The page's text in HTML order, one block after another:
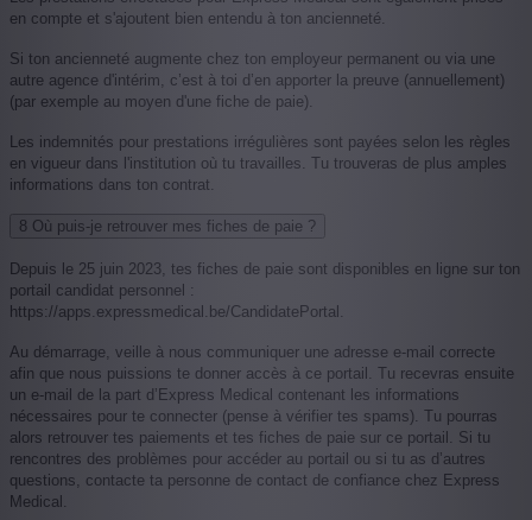
en compte et s'ajoutent bien entendu à ton ancienneté.
Si ton ancienneté augmente chez ton employeur permanent ou via une
autre agence d'intérim, c’est à toi d’en apporter la preuve (annuellement)
(par exemple au moyen d'une fiche de paie).
Les indemnités pour prestations irrégulières sont payées selon les règles
en vigueur dans l'institution où tu travailles. Tu trouveras de plus amples
informations dans ton contrat.
8 Où puis-je retrouver mes fiches de paie ?
Depuis le 25 juin 2023, tes fiches de paie sont disponibles en ligne sur ton
portail candidat personnel :
https://apps.expressmedical.be/CandidatePortal.
Au démarrage, veille à nous communiquer une adresse e-mail correcte
afin que nous puissions te donner accès à ce portail. Tu recevras ensuite
un e-mail de la part d’Express Medical contenant les informations
nécessaires pour te connecter (pense à vérifier tes spams). Tu pourras
alors retrouver tes paiements et tes fiches de paie sur ce portail. Si tu
rencontres des problèmes pour accéder au portail ou si tu as d’autres
questions, contacte ta personne de contact de confiance chez Express
Medical.